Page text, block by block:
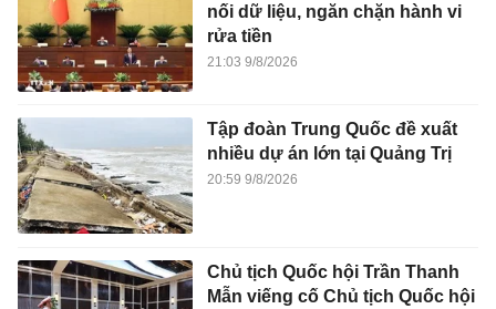
nối dữ liệu, ngăn chặn hành vi
rửa tiền
21:03 9/8/2026
Tập đoàn Trung Quốc đề xuất
nhiều dự án lớn tại Quảng Trị
20:59 9/8/2026
Chủ tịch Quốc hội Trần Thanh
Mẫn viếng cố Chủ tịch Quốc hội